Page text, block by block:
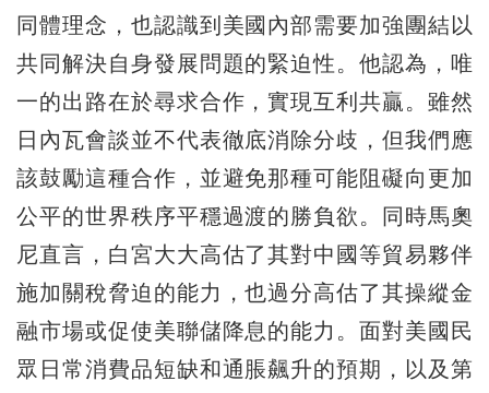
同體理念，也認識到美國內部需要加強團結以
共同解決自身發展問題的緊迫性。他認為，唯
一的出路在於尋求合作，實現互利共贏。雖然
日內瓦會談並不代表徹底消除分歧，但我們應
該鼓勵這種合作，並避免那種可能阻礙向更加
公平的世界秩序平穩過渡的勝負欲。同時馬奧
尼直言，白宮大大高估了其對中國等貿易夥伴
施加關稅脅迫的能力，也過分高估了其操縱金
融市場或促使美聯儲降息的能力。面對美國民
眾日常消費品短缺和通脹飆升的預期，以及第